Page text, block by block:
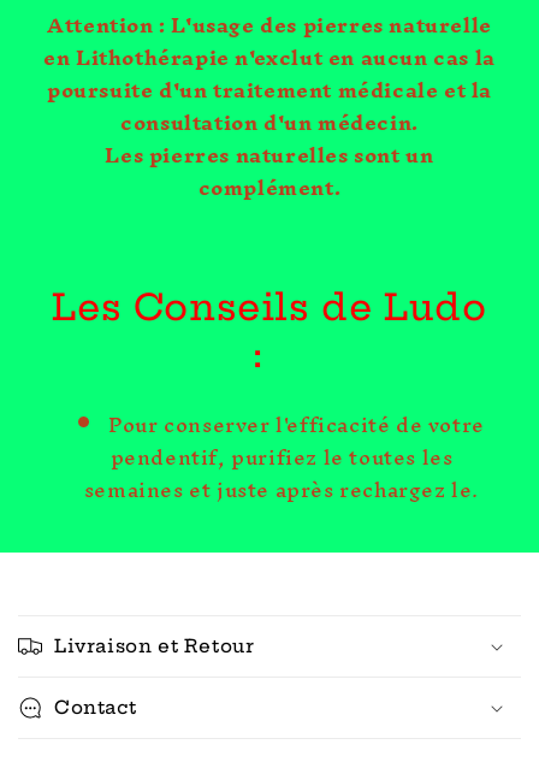
Attention : L'usage des pierres naturelle
en Lithothérapie n'exclut en aucun cas la
poursuite d'un traitement médicale et la
consultation d'un médecin.
Les pierres naturelles sont un
complément.
Les Conseils de Ludo
:
Pour conserver l'efficacité de votre
pendentif, purifiez le toutes les
semaines et juste après rechargez le.
o
n
t
e
Livraison et Retour
Contact